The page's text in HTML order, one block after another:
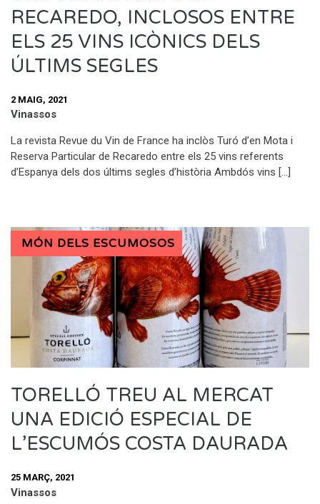
RECAREDO, INCLOSOS ENTRE
ELS 25 VINS ICÒNICS DELS
ÚLTIMS SEGLES
2 MAIG, 2021
Vinassos
La revista Revue du Vin de France ha inclòs Turó d’en Mota i
Reserva Particular de Recaredo entre els 25 vins referents
d’Espanya dels dos últims segles d’història Ambdós vins […]
MÓN DELS ESCUMOSOS
TORELLÓ TREU AL MERCAT
UNA EDICIÓ ESPECIAL DE
L’ESCUMÓS COSTA DAURADA
25 MARÇ, 2021
Vinassos